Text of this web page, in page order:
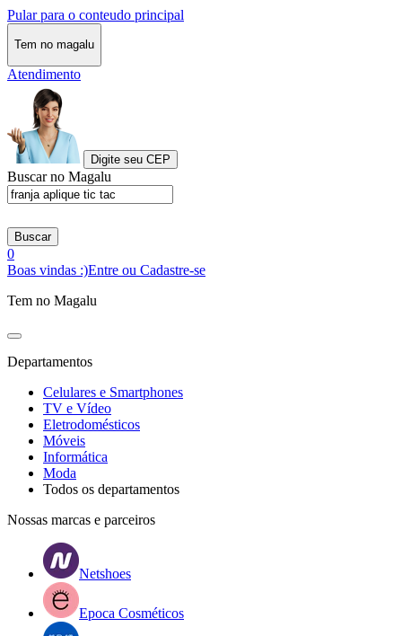
Pular para o conteudo principal
Tem no magalu
Atendimento
Digite seu CEP
Buscar no Magalu
Buscar
0
Boas vindas :)Entre ou Cadastre-se
Tem no Magalu
Departamentos
Celulares e Smartphones
TV e Vídeo
Eletrodomésticos
Móveis
Informática
Moda
Todos os departamentos
Nossas marcas e parceiros
Netshoes
Epoca Cosméticos